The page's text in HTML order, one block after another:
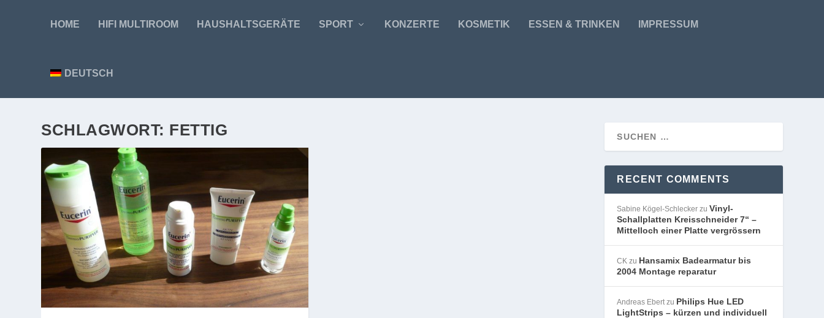
HOME HIFI MULTIROOM HAUSHALTSGERÄTE SPORT KONZERTE KOSMETIK ESSEN & TRINKEN IMPRESSUM
DEUTSCH
SCHLAGWORT: FETTIG
RECENT COMMENTS
Sabine Kögel-Schlecker zuVinyl-
Schallplatten Kreisschneider 7“ –
Mittelloch einer Platte vergrössern
CK zu Hansamix Badearmatur bis
2004 Montage reparatur
Andreas Ebertzu Philips Hue LED
LightStrips – kürzen und individuell